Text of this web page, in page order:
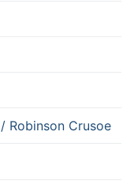
Robinson Crusoe